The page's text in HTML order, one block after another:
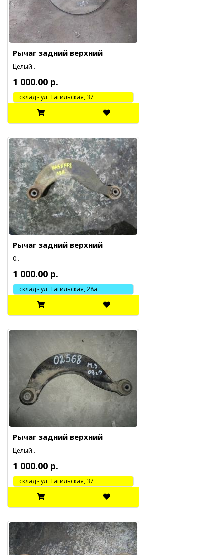
Рычаг задний верхний
Целый..
1 000.00 р.
cклад - ул. Тагильская, 37
Рычаг задний верхний
0..
1 000.00 р.
склад - ул. Тагильская, 28а
Рычаг задний верхний
Целый..
1 000.00 р.
cклад - ул. Тагильская, 37